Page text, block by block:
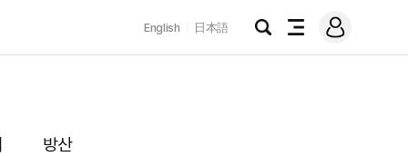
English 日本語
검
전
메
그
방산